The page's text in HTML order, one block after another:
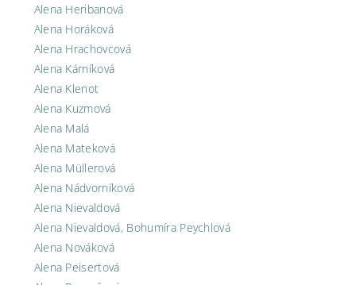
Alena Heribanová
Alena Horáková
Alena Hrachovcová
Alena Kárníková
Alena Klenot
Alena Kuzmová
Alena Malá
Alena Mateková
Alena Müllerová
Alena Nádvorníková
Alena Nievaldová
Alena Nievaldová, Bohumíra Peychlová
Alena Nováková
Alena Peisertová